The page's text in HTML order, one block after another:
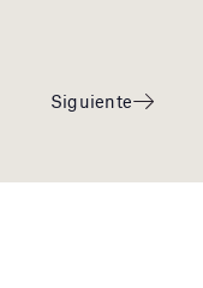
Siguiente